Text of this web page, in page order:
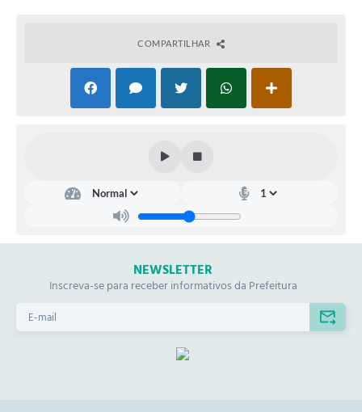
COMPARTILHAR
NEWSLETTER
Inscreva-se para receber informativos da Prefeitura